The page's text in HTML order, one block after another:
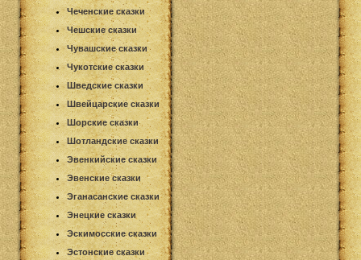
Чеченские сказки
Чешские сказки
Чувашские сказки
Чукотские сказки
Шведские сказки
Швейцарские сказки
Шорские сказки
Шотландские сказки
Эвенкийские сказки
Эвенские сказки
Эганасанские сказки
Энецкие сказки
Эскимосские сказки
Эстонские сказки